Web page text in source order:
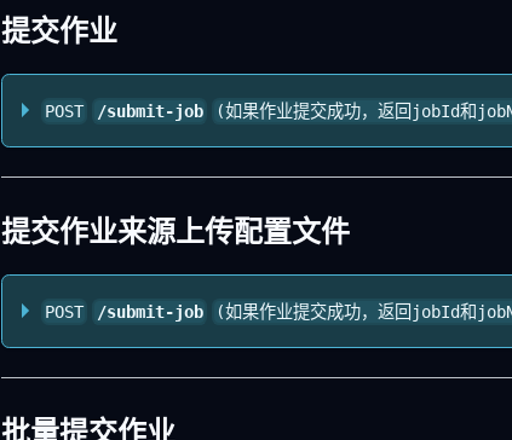
提交作业
POST /submit-job (如果作业提交成功，返回jobId和
提交作业来源上传配置文件
POST /submit-job (如果作业提交成功，返回jobId和
批量提交作业